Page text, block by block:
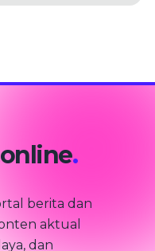
.
berita dan
aktual
dan